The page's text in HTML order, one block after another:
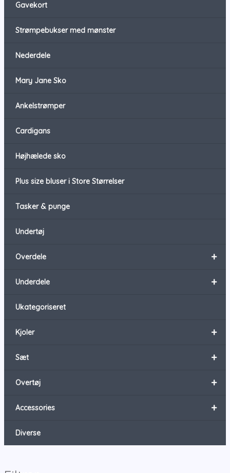
Gavekort
Strømpebukser med mønster
Nederdele
Mary Jane Sko
Ankelstrømper
Cardigans
Højhælede sko
Plus size bluser i Store Størrelser
Tasker & punge
Undertøj
+
Overdele
+
Underdele
Ukategoriseret
+
Kjoler
+
Sæt
+
Overtøj
+
Accessories
Diverse